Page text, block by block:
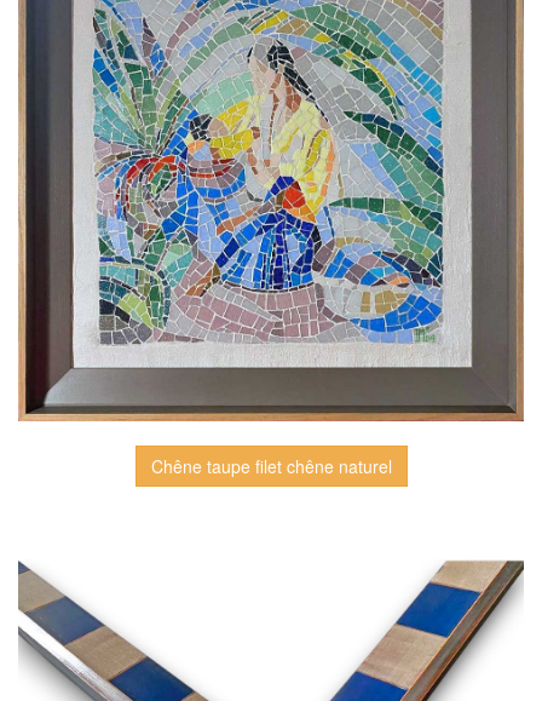
Chêne taupe filet chêne naturel